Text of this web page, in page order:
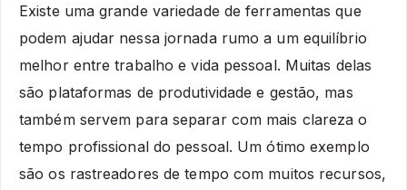
Existe uma grande variedade de ferramentas que
podem ajudar nessa jornada rumo a um equilíbrio
melhor entre trabalho e vida pessoal. Muitas delas
são plataformas de produtividade e gestão, mas
também servem para separar com mais clareza o
tempo profissional do pessoal. Um ótimo exemplo
são os rastreadores de tempo com muitos recursos,